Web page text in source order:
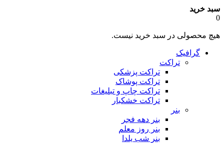
سبد خرید
0
هیچ محصولی در سبد خرید نیست.
گرافیک
تراکت
تراکت پزشکی
تراکت پوشاک
تراکت چاپ و تبلیغات
تراکت خشکبار
بنر
بنر دهه فجر
بنر روز معلم
بنر شب یلدا